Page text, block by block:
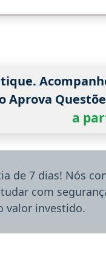
Aprova
a
de 7 dias! Nós
com
valor investido.